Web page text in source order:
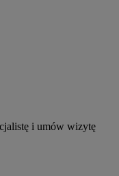
i umów wizytę